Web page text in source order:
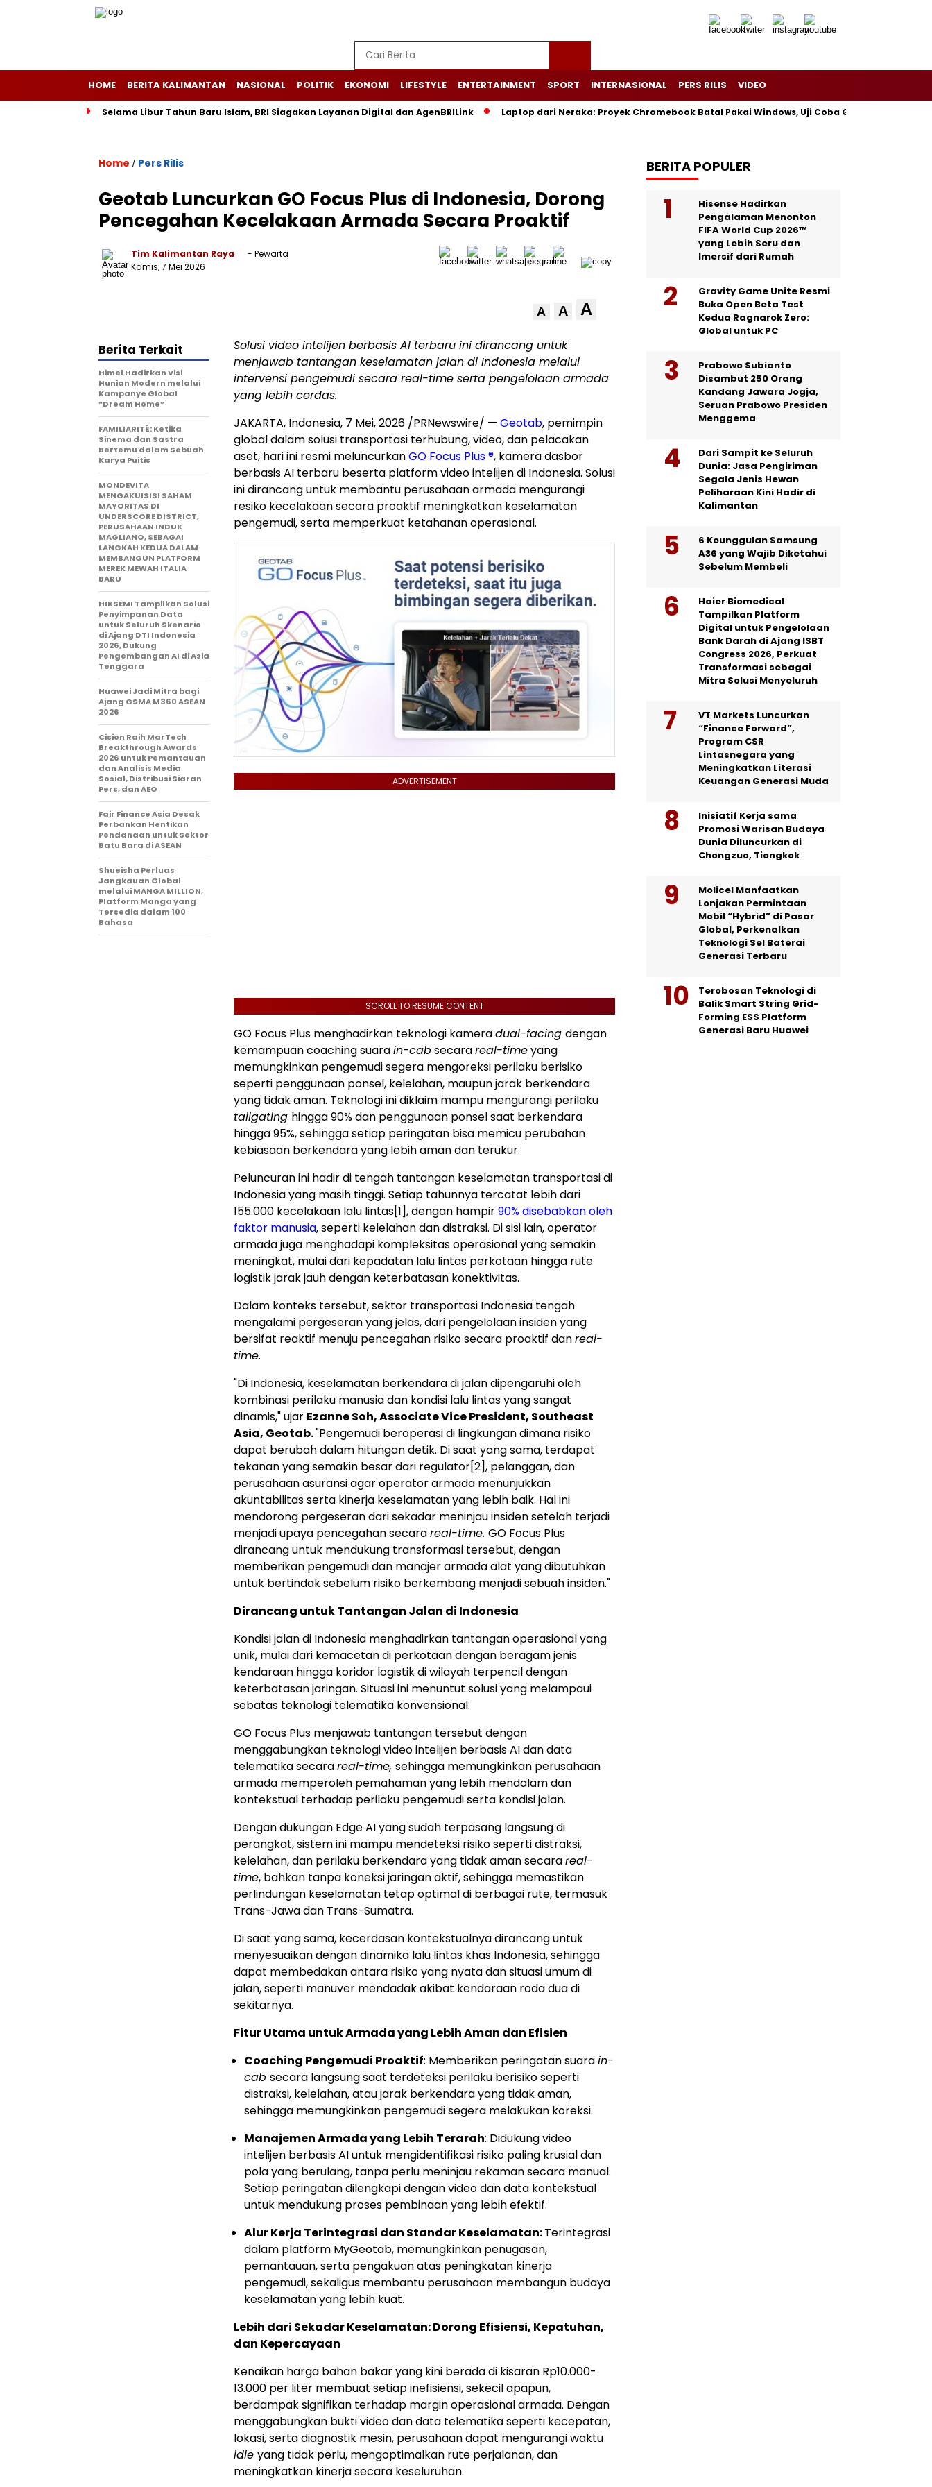
HOME BERITA KALIMANTAN NASIONAL POLITIK EKONOMI LIFESTYLE ENTERTAINMENT SPORT INTERNASIONAL PERS RILIS VIDEO
Selama Libur Tahun Baru Islam, BRI Siagakan Layanan Digital dan AgenBRILink Laptop dari Neraka: Proyek Chromebook Batal Pakai Windows, Uji Coba Gagal tapi Tetap
Home / Pers Rilis
Geotab Luncurkan GO Focus Plus di Indonesia, Dorong
Pencegahan Kecelakaan Armada Secara Proaktif
Tim Kalimantan Raya
- Pewarta
Kamis, 7 Mei 2026
A A A
Solusi video intelijen berbasis AI terbaru ini dirancang untuk
menjawab tantangan keselamatan jalan di Indonesia melalui
intervensi pengemudi secara real-time serta pengelolaan armada
yang lebih cerdas.
JAKARTA, Indonesia, 7 Mei, 2026 /PRNewswire/ — Geotab, pemimpin
global dalam solusi transportasi terhubung, video, dan pelacakan
aset, hari ini resmi meluncurkanGO Focus Plus ®, kamera dasbor
berbasis AI terbaru beserta platform video intelijen di Indonesia. Solusi
ini dirancang untuk membantu perusahaan armada mengurangi
resiko kecelakaan secara proaktif meningkatkan keselamatan
pengemudi, serta memperkuat ketahanan operasional.
ADVERTISEMENT
SCROLL TO RESUME CONTENT
GO Focus Plus menghadirkan teknologi kameradual-facing dengan
kemampuan coaching suarain-cabsecarareal-timeyang
memungkinkan pengemudi segera mengoreksi perilaku berisiko
seperti penggunaan ponsel, kelelahan, maupun jarak berkendara
yang tidak aman. Teknologi ini diklaim mampu mengurangi perilaku
tailgating hingga 90% dan penggunaan ponsel saat berkendara
hingga 95%, sehingga setiap peringatan bisa memicu perubahan
kebiasaan berkendara yang lebih aman dan terukur.
Peluncuran ini hadir di tengah tantangan keselamatan transportasi di
Indonesia yang masih tinggi. Setiap tahunnya tercatat lebih dari
155.000 kecelakaan lalu lintas[1], dengan hampir90% disebabkan oleh
faktor manusia, seperti kelelahan dan distraksi. Di sisi lain, operator
armada juga menghadapi kompleksitas operasional yang semakin
meningkat, mulai dari kepadatan lalu lintas perkotaan hingga rute
logistik jarak jauh dengan keterbatasan konektivitas.
Dalam konteks tersebut, sektor transportasi Indonesia tengah
mengalami pergeseran yang jelas, dari pengelolaan insiden yang
bersifat reaktif menuju pencegahan risiko secara proaktif danreal-
time.
"Di Indonesia, keselamatan berkendara di jalan dipengaruhi oleh
kombinasi perilaku manusia dan kondisi lalu lintas yang sangat
dinamis," ujar Ezanne Soh, Associate Vice President, Southeast
Asia, Geotab."Pengemudi beroperasi di lingkungan dimana risiko
dapat berubah dalam hitungan detik. Di saat yang sama, terdapat
tekanan yang semakin besar dari regulator[2], pelanggan, dan
perusahaan asuransi agar operator armada menunjukkan
akuntabilitas serta kinerja keselamatan yang lebih baik. Hal ini
mendorong pergeseran dari sekadar meninjau insiden setelah terjadi
menjadi upaya pencegahan secarareal-time. GO Focus Plus
dirancang untuk mendukung transformasi tersebut, dengan
memberikan pengemudi dan manajer armada alat yang dibutuhkan
untuk bertindak sebelum risiko berkembang menjadi sebuah insiden."
Dirancang untuk Tantangan Jalan di Indonesia
Kondisi jalan di Indonesia menghadirkan tantangan operasional yang
unik, mulai dari kemacetan di perkotaan dengan beragam jenis
kendaraan hingga koridor logistik di wilayah terpencil dengan
keterbatasan jaringan. Situasi ini menuntut solusi yang melampaui
sebatas teknologi telematika konvensional.
GO Focus Plus menjawab tantangan tersebut dengan
menggabungkan teknologi video intelijen berbasis AI dan data
telematika secarareal-time, sehingga memungkinkan perusahaan
armada memperoleh pemahaman yang lebih mendalam dan
kontekstual terhadap perilaku pengemudi serta kondisi jalan.
Dengan dukungan Edge AI yang sudah terpasang langsung di
perangkat, sistem ini mampu mendeteksi risiko seperti distraksi,
kelelahan, dan perilaku berkendara yang tidak aman secarareal-
time, bahkan tanpa koneksi jaringan aktif, sehingga memastikan
perlindungan keselamatan tetap optimal di berbagai rute, termasuk
Trans-Jawa dan Trans-Sumatra.
Di saat yang sama, kecerdasan kontekstualnya dirancang untuk
menyesuaikan dengan dinamika lalu lintas khas Indonesia, sehingga
dapat membedakan antara risiko yang nyata dan situasi umum di
jalan, seperti manuver mendadak akibat kendaraan roda dua di
sekitarnya.
Fitur Utama untuk Armada yang Lebih Aman dan Efisien
Coaching Pengemudi Proaktif: Memberikan peringatan suarain-
cab secara langsung saat terdeteksi perilaku berisiko seperti
distraksi, kelelahan, atau jarak berkendara yang tidak aman,
sehingga memungkinkan pengemudi segera melakukan koreksi.
Manajemen Armada yang Lebih Terarah: Didukung video
intelijen berbasis AI untuk mengidentifikasi risiko paling krusial dan
pola yang berulang, tanpa perlu meninjau rekaman secara manual.
Setiap peringatan dilengkapi dengan video dan data kontekstual
untuk mendukung proses pembinaan yang lebih efektif.
Alur Kerja Terintegrasi dan Standar Keselamatan:Terintegrasi
dalam platform MyGeotab, memungkinkan penugasan,
pemantauan, serta pengakuan atas peningkatan kinerja
pengemudi, sekaligus membantu perusahaan membangun budaya
keselamatan yang lebih kuat.
Lebih dari Sekadar Keselamatan: Dorong Efisiensi, Kepatuhan,
dan Kepercayaan
Kenaikan harga bahan bakar yang kini berada di kisaran Rp10.000-
13.000 per liter membuat setiap inefisiensi, sekecil apapun,
berdampak signifikan terhadap margin operasional armada. Dengan
menggabungkan bukti video dan data telematika seperti kecepatan,
lokasi, serta diagnostik mesin, perusahaan dapat mengurangi waktu
idle yang tidak perlu, mengoptimalkan rute perjalanan, dan
meningkatkan kinerja secara keseluruhan.
Berita Terkait
Himel Hadirkan Visi
Hunian Modern melalui
Kampanye Global
“Dream Home”
FAMILIARITÉ: Ketika
Sinema dan Sastra
Bertemu dalam Sebuah
Karya Puitis
MONDEVITA
MENGAKUISISI SAHAM
MAYORITAS DI
UNDERSCORE DISTRICT,
PERUSAHAAN INDUK
MAGLIANO, SEBAGAI
LANGKAH KEDUA DALAM
MEMBANGUN PLATFORM
MEREK MEWAH ITALIA
BARU
HIKSEMI Tampilkan Solusi
Penyimpanan Data
untuk Seluruh Skenario
di Ajang DTI Indonesia
2026, Dukung
Pengembangan AI di Asia
Tenggara
Huawei Jadi Mitra bagi
Ajang GSMA M360 ASEAN
2026
Cision Raih MarTech
Breakthrough Awards
2026 untuk Pemantauan
dan Analisis Media
Sosial, Distribusi Siaran
Pers, dan AEO
Fair Finance Asia Desak
Perbankan Hentikan
Pendanaan untuk Sektor
Batu Bara di ASEAN
Shueisha Perluas
Jangkauan Global
melalui MANGA MILLION,
Platform Manga yang
Tersedia dalam 100
Bahasa
BERITA POPULER
Hisense Hadirkan
Pengalaman Menonton
FIFA World Cup 2026™
yang Lebih Seru dan
Imersif dari Rumah
Gravity Game Unite Resmi
Buka Open Beta Test
Kedua Ragnarok Zero:
Global untuk PC
Prabowo Subianto
Disambut 250 Orang
Kandang Jawara Jogja,
Seruan Prabowo Presiden
Menggema
Dari Sampit ke Seluruh
Dunia: Jasa Pengiriman
Segala Jenis Hewan
Peliharaan Kini Hadir di
Kalimantan
6 Keunggulan Samsung
A36 yang Wajib Diketahui
Sebelum Membeli
Haier Biomedical
Tampilkan Platform
Digital untuk Pengelolaan
Bank Darah di Ajang ISBT
Congress 2026, Perkuat
Transformasi sebagai
Mitra Solusi Menyeluruh
VT Markets Luncurkan
“Finance Forward”,
Program CSR
Lintasnegara yang
Meningkatkan Literasi
Keuangan Generasi Muda
Inisiatif Kerja sama
Promosi Warisan Budaya
Dunia Diluncurkan di
Chongzuo, Tiongkok
Molicel Manfaatkan
Lonjakan Permintaan
Mobil “Hybrid” di Pasar
Global, Perkenalkan
Teknologi Sel Baterai
Generasi Terbaru
Terobosan Teknologi di
Balik Smart String Grid-
Forming ESS Platform
Generasi Baru Huawei